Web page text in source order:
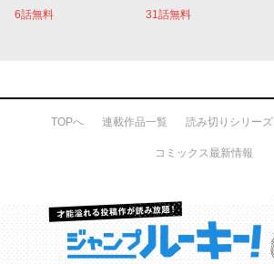
6話無料 31話無料
TOPへ 連載作品一覧 読み切りシリーズ
コミックス最新情報